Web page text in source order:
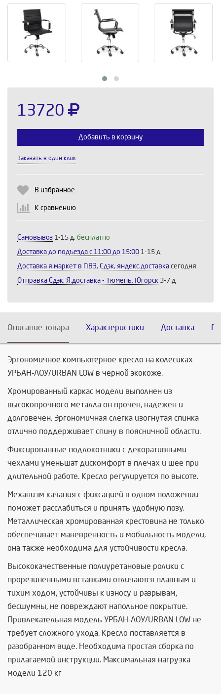
13720
Добавить в корзину
Заказать в один клик
В избранное
К сравнению
Самовывоз 1-15 д, бесплатно
Доставка до подъезда c 11:00 до 15:00 1-15 д
Доставка я.маркет в ПВЗ, Сдэк, яндекс.доставка сегодня
Отправка Сдэк, Я.доставка - Тюмень, Югорск 3-7 д
Описание товара Характеристики Доставка
Эргономичное компьютерное кресло на колесиках
УРБАН-ЛОУ/URBAN LOW в черной экокоже.
Хромированный каркас модели выполнен из
высокопрочного металла он прочен, надежен и
долговечен. Эргономичная слегка изогнутая спинка
отлично поддерживает спину в поясничной области.
Фиксированные подлокотники с декоративными
чехлами уменьшат дискомфорт в плечах и шее при
длительной работе. Кресло регулируется по высоте.
Механизм качания с фиксацией в одном положении
поможет расслабиться и принять удобную позу.
Металлическая хромированная крестовина не только
обеспечивает маневренность и мобильность модели,
она также необходима для устойчивости кресла.
Высококачественные полиуретановые ролики с
прорезиненными вставками отличаются плавным и
тихим ходом, устойчивы к износу и разрывам,
бесшумны, не повреждают напольное покрытие.
Привлекательная модель УРБАН-ЛОУ/URBAN LOW не
требует сложного ухода. Кресло поставляется в
разобранном виде. Необходима простая сборка по
прилагаемой инструкции. Максимальная нагрузка
модели 120 кг